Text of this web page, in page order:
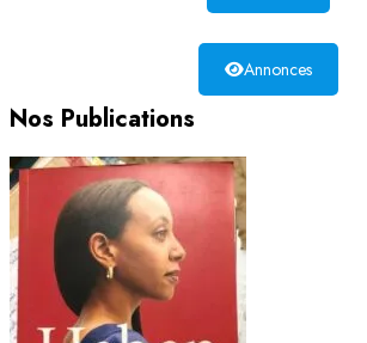
Annonces
Nos Publications